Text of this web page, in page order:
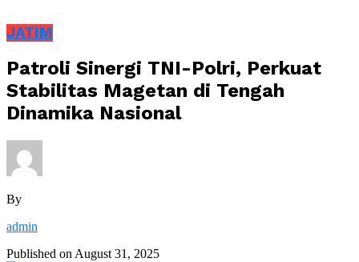
JATIM
Patroli Sinergi TNI-Polri, Perkuat
Stabilitas Magetan di Tengah
Dinamika Nasional
By
admin
Published on August 31, 2025